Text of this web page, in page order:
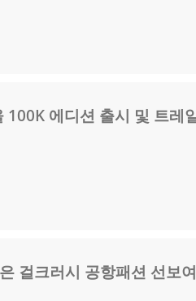
에디션 출시 및 트레
걸크러시 공항패션 선보여